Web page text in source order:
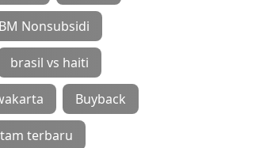
Nonsubsidi
brasil vs haiti
Buyback
terbaru